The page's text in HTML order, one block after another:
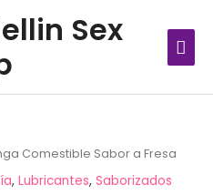
Sex
Comestible Sabor a Fresa
, Lubricantes, Saborizados